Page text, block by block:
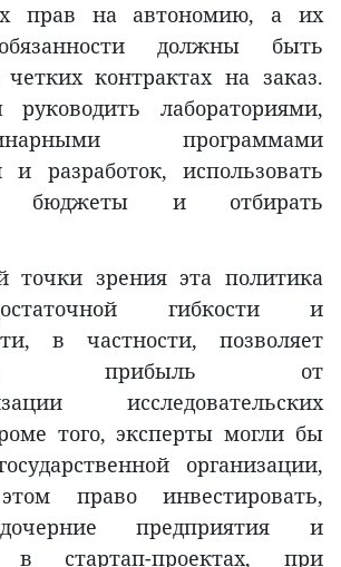
прав на автономию, а их
должны быть
контрактах на заказ.
лабораториями,
программами
и разработок, использовать
бюджеты и отбирать
точки зрения эта политика
гибкости и
в частности, позволяет
прибыль от
исследовательских
того, эксперты могли бы
организации,
право инвестировать,
предприятия и
в стартап-проектах, при